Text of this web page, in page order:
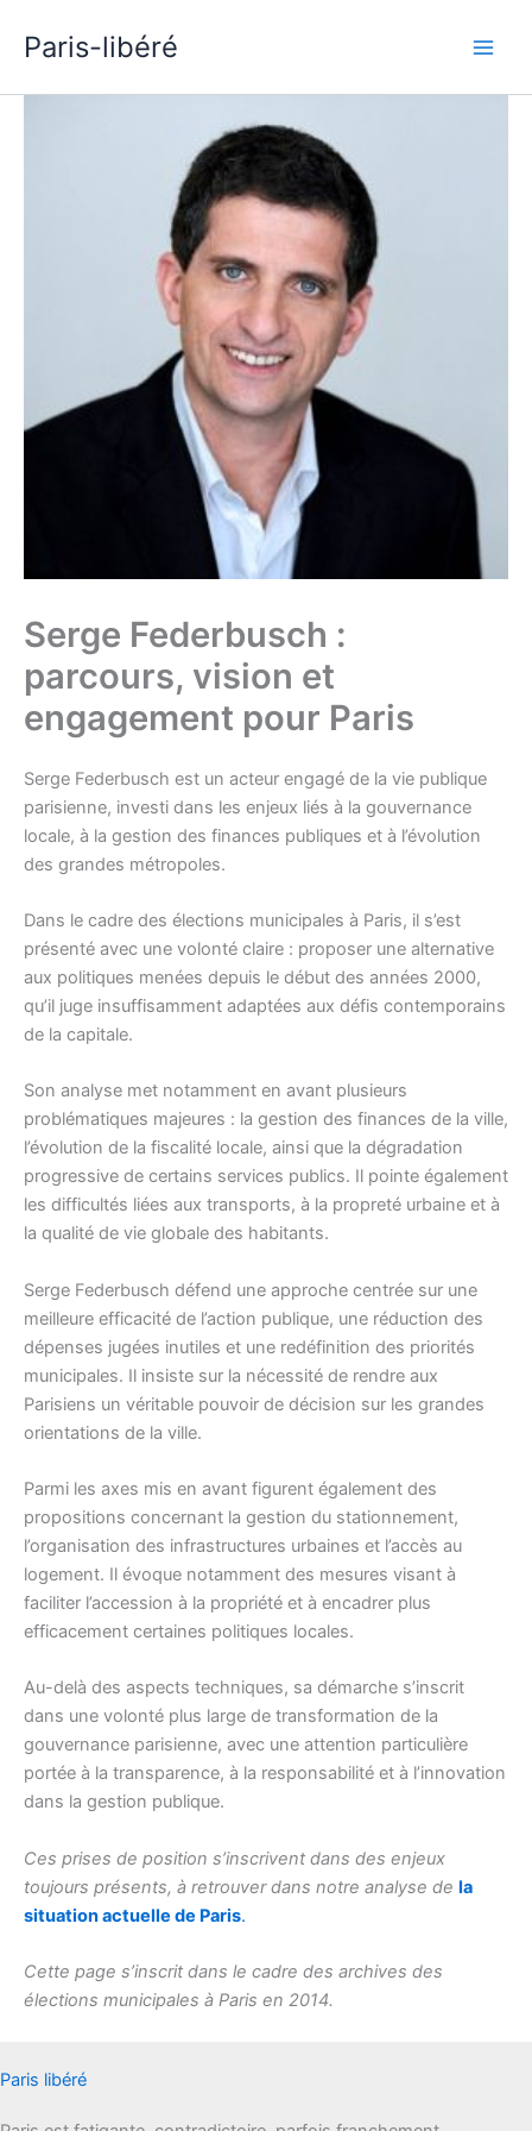
Paris-libéré
Serge Federbusch :
parcours, vision et
engagement pour Paris
Serge Federbusch est un acteur engagé de la vie publique
parisienne, investi dans les enjeux liés à la gouvernance
locale, à la gestion des finances publiques et à l’évolution
des grandes métropoles.
Dans le cadre des élections municipales à Paris, il s’est
présenté avec une volonté claire : proposer une alternative
aux politiques menées depuis le début des années 2000,
qu’il juge insuffisamment adaptées aux défis contemporains
de la capitale.
Son analyse met notamment en avant plusieurs
problématiques majeures : la gestion des finances de la ville,
l’évolution de la fiscalité locale, ainsi que la dégradation
progressive de certains services publics. Il pointe également
les difficultés liées aux transports, à la propreté urbaine et à
la qualité de vie globale des habitants.
Serge Federbusch défend une approche centrée sur une
meilleure efficacité de l’action publique, une réduction des
dépenses jugées inutiles et une redéfinition des priorités
municipales. Il insiste sur la nécessité de rendre aux
Parisiens un véritable pouvoir de décision sur les grandes
orientations de la ville.
Parmi les axes mis en avant figurent également des
propositions concernant la gestion du stationnement,
l’organisation des infrastructures urbaines et l’accès au
logement. Il évoque notamment des mesures visant à
faciliter l’accession à la propriété et à encadrer plus
efficacement certaines politiques locales.
Au-delà des aspects techniques, sa démarche s’inscrit
dans une volonté plus large de transformation de la
gouvernance parisienne, avec une attention particulière
portée à la transparence, à la responsabilité et à l’innovation
dans la gestion publique.
Ces prises de position s’inscrivent dans des enjeux
toujours présents, à retrouver dans notre analyse de la
situation actuelle de Paris.
Cette page s’inscrit dans le cadre des archives des
élections municipales à Paris en 2014.
Paris libéré